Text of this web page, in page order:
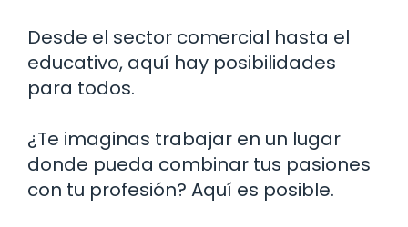
Desde el sector comercial hasta el
educativo, aquí hay posibilidades
para todos.
¿Te imaginas trabajar en un lugar
donde pueda combinar tus pasiones
con tu profesión? Aquí es posible.